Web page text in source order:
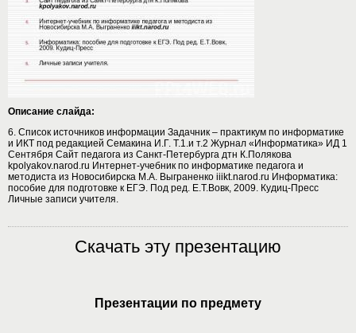
Описание слайда:
6. Список источников информации Задачник – практикум по информатике
и ИКТ под редакцией Семакина И.Г. Т.1.и т.2 Журнал «Информатика» ИД 1
Сентября Сайт педагога из Санкт-Петербурга дтн К.Полякова
kpolyakov.narod.ru Интернет-учебник по информатике педагога и
методиста из Новосибирска М.А. Выграненко iiikt.narod.ru Информатика:
пособие для подготовке к ЕГЭ. Под ред. Е.Т.Вовк, 2009. Кудиц-Пресс
Личные записи учителя.
Скачать эту презентацию
Презентации по предмету